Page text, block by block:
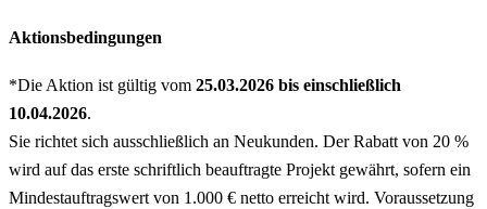
Aktionsbedingungen
*Die Aktion ist gültig vom 25.03.2026 bis einschließlich
10.04.2026.
Sie richtet sich ausschließlich an Neukunden. Der Rabatt von 20 %
wird auf das erste schriftlich beauftragte Projekt gewährt, sofern ein
Mindestauftragswert von 1.000 € netto erreicht wird. Voraussetzung